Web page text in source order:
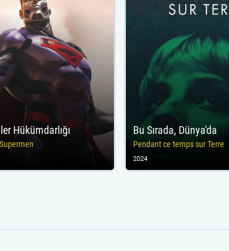
Hükümdarlığı Bu Sırada, Dünya'da
Pendant ce temps sur Terre
2024